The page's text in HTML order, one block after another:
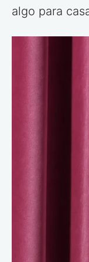
algo para